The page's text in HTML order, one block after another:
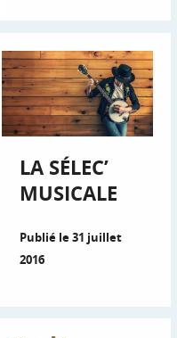
LA SÉLEC’
MUSICALE
Publié le 31 juillet
2016